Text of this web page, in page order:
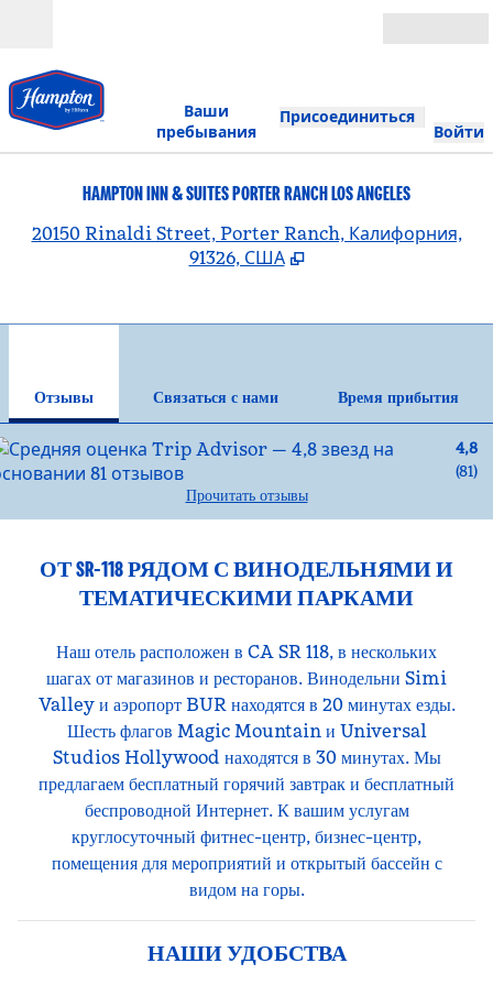
Ваши
пребывания
Присоединиться
Войти
HAMPTON INN & SUITES PORTER RANCH LOS ANGELES
20150 Rinaldi Street, Porter Ranch, Калифорния,
91326, США
Отзывы Связаться с нами
Время прибытия
4,8
(81)
Прочитать отзывы
ОТ SR-118 РЯДОМ С ВИНОДЕЛЬНЯМИ И
ТЕМАТИЧЕСКИМИ ПАРКАМИ
Наш отель расположен в CA SR 118, в нескольких
шагах от магазинов и ресторанов. Винодельни Simi
Valley и аэропорт BUR находятся в 20 минутах езды.
Шесть флагов Magic Mountain и Universal
Studios Hollywood находятся в 30 минутах. Мы
предлагаем бесплатный горячий завтрак и бесплатный
беспроводной Интернет. К вашим услугам
круглосуточный фитнес-центр, бизнес-центр,
помещения для мероприятий и открытый бассейн с
видом на горы.
НАШИ УДОБСТВА